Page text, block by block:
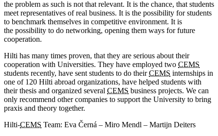
the problem as such is not that relevant. It is the chance, that students
meet representatives of real business. It is the possibility for students
to benchmark themselves in competitive environment. It is
the possibility to do networking, opening them ways for future
cooperation.
Hilti has many times proven, that they are serious about their
cooperation with Universities. They have employed two CEMS
students recently, have sent students to do theirCEMS internships in
one of 120 Hilti abroad organizations, have helped students with
their thesis and organized several CEMS business projects. We can
only recommend other companies to support the University to bring
praxis and theory together.
Hilti-CEMS Team: Eva Černá – Miro Mendl – Martijn Deiters